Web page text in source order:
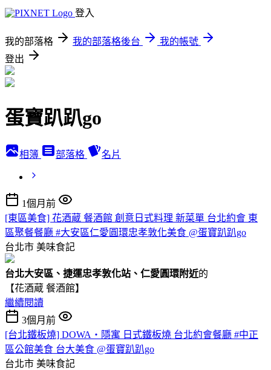
登入
我的部落格 我的部落格後台
我的帳號
登出
蛋寶趴趴go
相簿 部落格 名片
1個月前
[東區美食] 花酒蔵 餐酒館 創意日式料理 新菜單 台北約會 東
區聚餐餐廳 #大安區仁愛圓環忠孝敦化美食 @蛋寶趴趴go
台北市 美味食記
台北大安區、捷運忠孝敦化站、仁愛圓環附近的
【花酒蔵 餐酒館】
繼續閱讀
3個月前
[台北鐵板燒] DOWA・隱寓 日式鐵板燒 台北約會餐廳 #中正
區公館美食 台大美食 @蛋寶趴趴go
台北市 美味食記